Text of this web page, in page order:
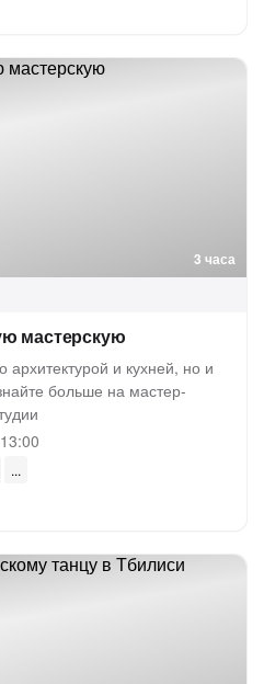
3 часа
мастерскую
архитектурой и кухней, но и
больше на мастер-